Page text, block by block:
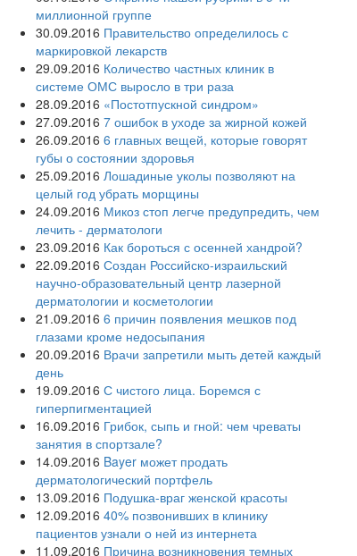
миллионной группе
30.09.2016 Правительство определилось с
маркировкой лекарств
29.09.2016 Количество частных клиник в
системе ОМС выросло в три раза
28.09.2016 «Постотпускной синдром»
27.09.2016 7 ошибок в уходе за жирной кожей
26.09.2016 6 главных вещей, которые говорят
губы о состоянии здоровья
25.09.2016 Лошадиные уколы позволяют на
целый год убрать морщины
24.09.2016 Микоз стоп легче предупредить, чем
лечить - дерматологи
23.09.2016 Как бороться с осенней хандрой?
22.09.2016 Создан Российско-израильский
научно-образовательный центр лазерной
дерматологии и косметологии
21.09.2016 6 причин появления мешков под
глазами кроме недосыпания
20.09.2016 Врачи запретили мыть детей каждый
день
19.09.2016 С чистого лица. Боремся с
гиперпигментацией
16.09.2016 Грибок, сыпь и гной: чем чреваты
занятия в спортзале?
14.09.2016 Bayer может продать
дерматологический портфель
13.09.2016 Подушка-враг женской красоты
12.09.2016 40% позвонивших в клинику
пациентов узнали о ней из интернета
11.09.2016 Причина возникновения темных